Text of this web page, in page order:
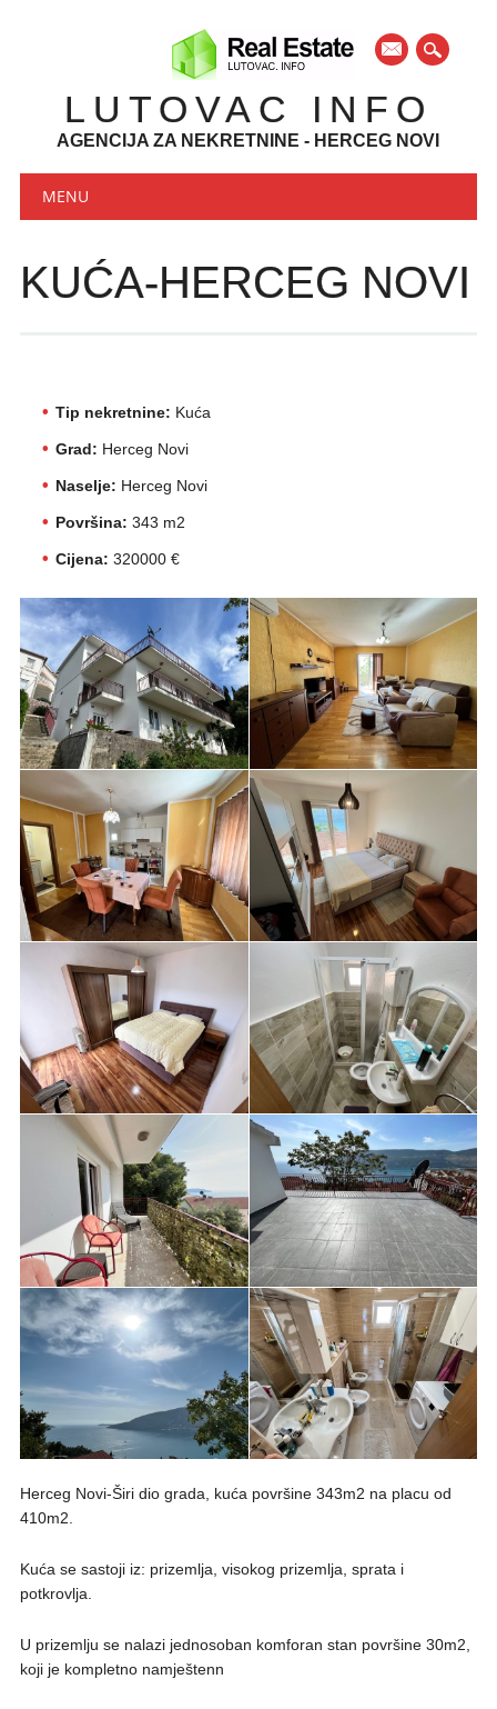
mail
LUTOVAC INFO
AGENCIJA ZA NEKRETNINE - HERCEG NOVI
Main menu
MENU
KUĆA-HERCEG NOVI
Tip nekretnine: Kuća
Grad: Herceg Novi
Naselje: Herceg Novi
Površina: 343 m2
Cijena: 320000 €
Herceg Novi-Širi dio grada, kuća površine 343m2 na placu od
410m2.
Kuća se sastoji iz: prizemlja, visokog prizemlja, sprata i
potkrovlja.
U prizemlju se nalazi jednosoban komforan stan površine 30m2,
koji je kompletno namještenn